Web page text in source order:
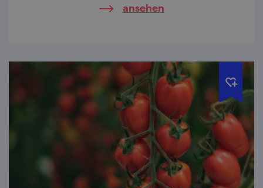
den führenden Festivals für klassische Musik
ansehen